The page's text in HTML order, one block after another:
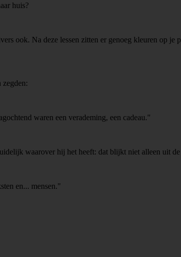
huis?
ook. Na deze lessen zitten er genoeg kleuren op
zegden:
waren een verademing, een cadeau."
waarover hij het heeft: dat blijkt niet alleen uit
en... mensen."